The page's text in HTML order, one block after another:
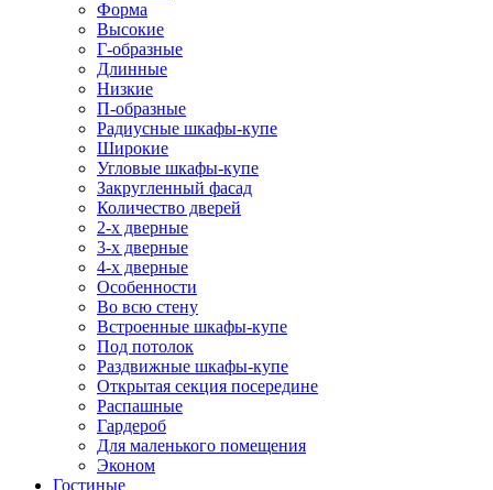
Форма
Высокие
Г-образные
Длинные
Низкие
П-образные
Радиусные шкафы-купе
Широкие
Угловые шкафы-купе
Закругленный фасад
Количество дверей
2-х дверные
3-х дверные
4-х дверные
Особенности
Во всю стену
Встроенные шкафы-купе
Под потолок
Раздвижные шкафы-купе
Открытая секция посередине
Распашные
Гардероб
Для маленького помещения
Эконом
Гостиные